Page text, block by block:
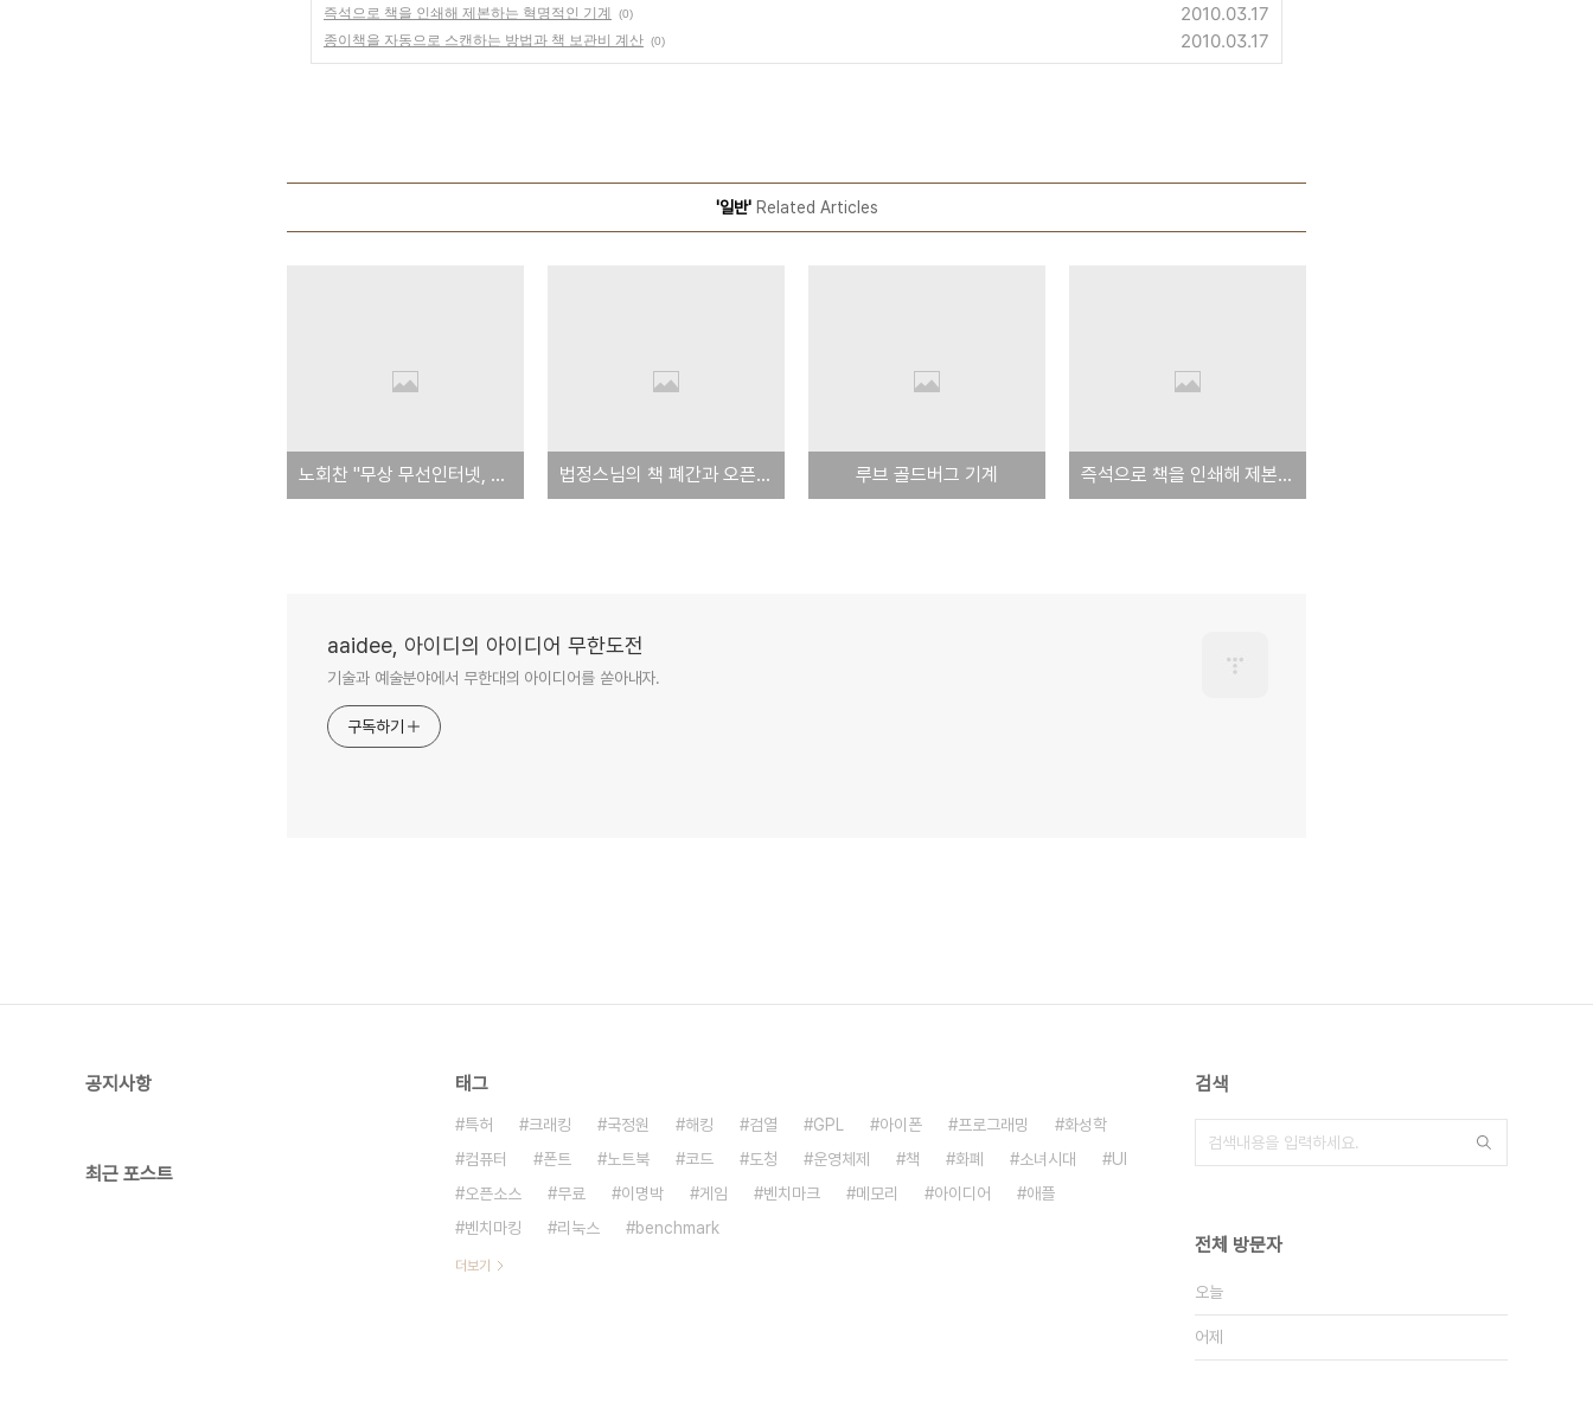
즉석으로 책을 인쇄해 제본하는 혁명적인 기계 (0) 2010.03.17
종이책을 자동으로 스캔하는 방법과 책 보관비 계산 (0) 2010.03.17
'일반'Related Articles
노회찬 "무상 무선인터넷, 서울은 100일이면 가능하다" 법정스님의 책 폐간과 오픈소스 루브 골드버그 기계 즉석으로 책을 인쇄해 제본하는 혁명적인 기계
aaidee, 아이디의 아이디어 무한도전
기술과 예술분야에서 무한대의 아이디어를 쏟아내자.
구독하기
공지사항
최근 포스트
태그
특허 크래킹 국정원 해킹 검열 GPL 아이폰 프로그래밍
화성학
컴퓨터
폰트 노트북 코드 도청 운영체제 책 화폐 소녀시대
UI
오픈소스
무료 이명박 게임 벤치마크 메모리 아이디어
애플
벤치마킹
리눅스 benchmark
더보기
검색
전체 방문자
오늘
어제